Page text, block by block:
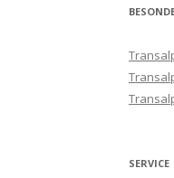
SERVICE